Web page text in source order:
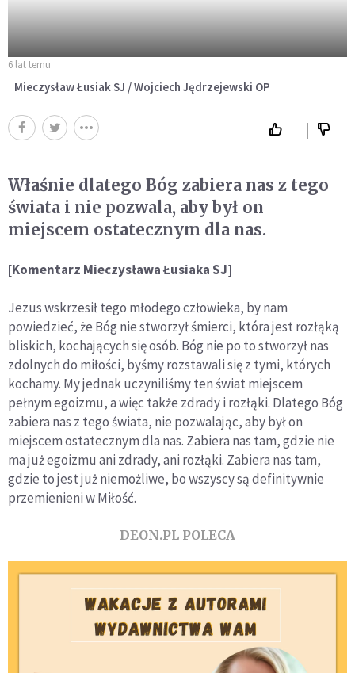
6 lat temu
Mieczysław Łusiak SJ / Wojciech Jędrzejewski OP
Właśnie dlatego Bóg zabiera nas z tego
świata i nie pozwala, aby był on
miejscem ostatecznym dla nas.
[Komentarz Mieczysława Łusiaka SJ]
Jezus wskrzesił tego młodego człowieka, by nam
powiedzieć, że Bóg nie stworzył śmierci, która jest rozłąką
bliskich, kochających się osób. Bóg nie po to stworzył nas
zdolnych do miłości, byśmy rozstawali się z tymi, których
kochamy. My jednak uczyniliśmy ten świat miejscem
pełnym egoizmu, a więc także zdrady i rozłąki. Dlatego Bóg
zabiera nas z tego świata, nie pozwalając, aby był on
miejscem ostatecznym dla nas. Zabiera nas tam, gdzie nie
ma już egoizmu ani zdrady, ani rozłąki. Zabiera nas tam,
gdzie to jest już niemożliwe, bo wszyscy są definitywnie
przemienieni w Miłość.
DEON.PL POLECA